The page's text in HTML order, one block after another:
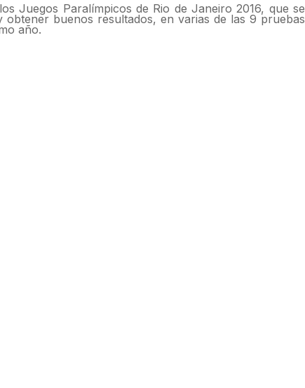
Juegos Paralímpicos de Rio de Janeiro 2016, que se
buenos resultados, en varias de las 9 pruebas
año.